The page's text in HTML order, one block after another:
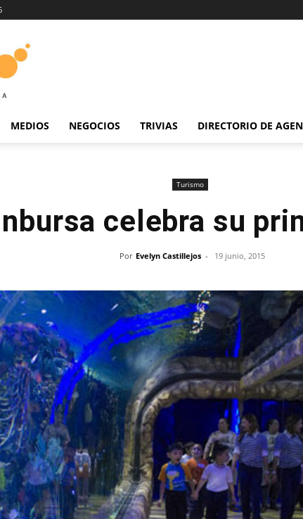
MEDIOS NEGOCIOS TRIVIAS DIRECTORIO DE
Turismo
celebra su
Por Evelyn Castillejos - 19 junio, 2015